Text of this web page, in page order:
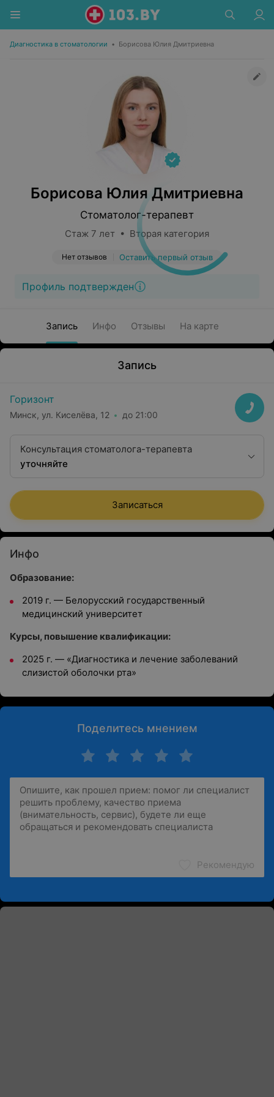
Диагностика в стоматологии • Борисова Юлия Дмитриевна
Борисова Юлия Дмитриевна
Стоматолог-терапевт
Стаж 7 лет • Вторая категория
Нет отзывов Оставить первый отзыв
Профиль подтвержден
Запись Инфо Отзывы На карте
Запись
Горизонт
Минск, ул. Киселёва, 12 до 21:00
Консультация стоматолога-терапевта
уточняйте
Записаться
Инфо
Образование:
2019 г. — Белорусский государственный
медицинский университет
Курсы, повышение квалификации:
2025 г. — «Диагностика и лечение заболеваний
слизистой оболочки рта»
Поделитесь мнением
Рекомендую